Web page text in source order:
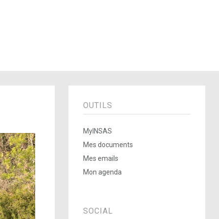
OUTILS
MyINSAS
Mes documents
Mes emails
Mon agenda
SOCIAL